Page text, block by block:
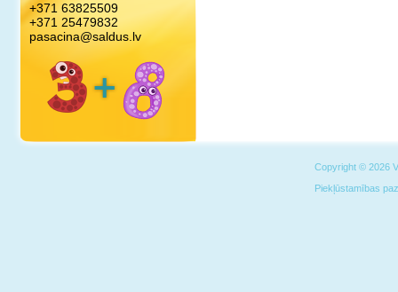
+371 63825509
+371 25479832
pasacina@saldus.lv
Copyright © 2026
Piekļūstamības